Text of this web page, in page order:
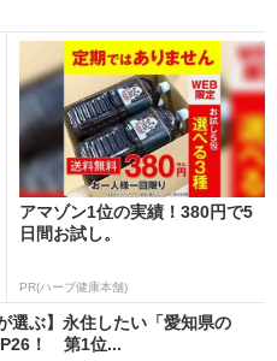
アマゾン1位の実績！380円で5
日間お試し。
PR(ハーブ健康本舗)
選ぶ】永住したい「愛知県の
！ 第1位...